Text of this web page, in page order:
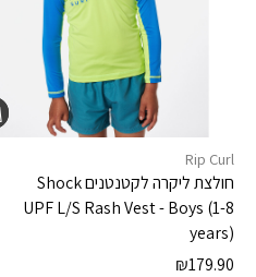
Rip Curl
חולצת ליקרה לקטנטניםShock
UPF L/S Rash Vest - Boys (1-8
years)
₪179.90